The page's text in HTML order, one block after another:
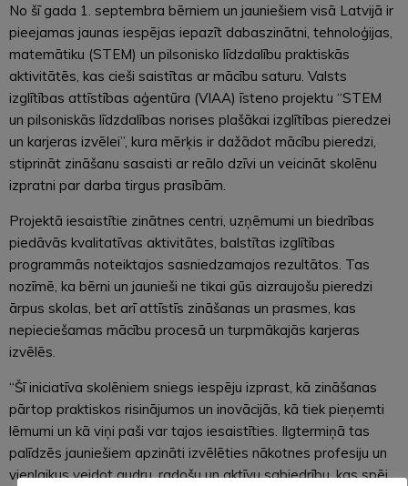
No šī gada 1. septembra bērniem un jauniešiem visā Latvijā ir
pieejamas jaunas iespējas iepazīt dabaszinātni, tehnoloģijas,
matemātiku (STEM) un pilsonisko līdzdalību praktiskās
aktivitātēs, kas cieši saistītas ar mācību saturu. Valsts
izglītības attīstības aģentūra (VIAA) īsteno projektu “STEM
un pilsoniskās līdzdalības norises plašākai izglītības pieredzei
un karjeras izvēlei”, kura mērķis ir dažādot mācību pieredzi,
stiprināt zināšanu sasaisti ar reālo dzīvi un veicināt skolēnu
izpratni par darba tirgus prasībām.
Projektā iesaistītie zinātnes centri, uzņēmumi un biedrības
piedāvās kvalitatīvas aktivitātes, balstītas izglītības
programmās noteiktajos sasniedzamajos rezultātos. Tas
nozīmē, ka bērni un jaunieši ne tikai gūs aizraujošu pieredzi
ārpus skolas, bet arī attīstīs zināšanas un prasmes, kas
nepieciešamas mācību procesā un turpmākajās karjeras
izvēlēs.
“Šī iniciatīva skolēniem sniegs iespēju izprast, kā zināšanas
pārtop praktiskos risinājumos un inovācijās, kā tiek pieņemti
lēmumi un kā viņi paši var tajos iesaistīties. Ilgtermiņā tas
palīdzēs jauniešiem apzināti izvēlēties nākotnes profesiju un
vienlaikus veidot gudru, radošu un aktīvu sabiedrību, kas spēj